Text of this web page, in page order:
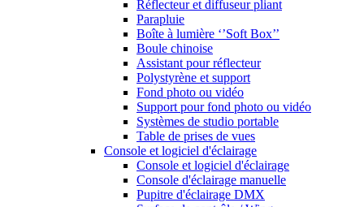
Réflecteur et diffuseur pliant
Parapluie
Boîte à lumière ‘’Soft Box’’
Boule chinoise
Assistant pour réflecteur
Polystyrène et support
Fond photo ou vidéo
Support pour fond photo ou vidéo
Systèmes de studio portable
Table de prises de vues
Console et logiciel d'éclairage
Console et logiciel d'éclairage
Console d'éclairage manuelle
Pupitre d'éclairage DMX